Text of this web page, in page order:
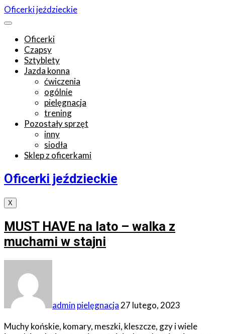
Oficerki jeździeckie
Oficerki
Czapsy
Sztyblety
Jazda konna
ćwiczenia
ogólnie
pielęgnacja
trening
Pozostały sprzęt
inny
siodła
Sklep z oficerkami
Oficerki jeździeckie
X
MUST HAVE na lato – walka z
muchami w stajni
admin pielęgnacja 27 lutego, 2023
Muchy końskie, komary, meszki, kleszcze, gzy i wiele